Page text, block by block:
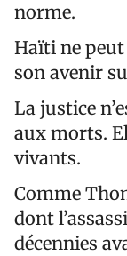
norme.
Haïti ne
son avenir
La justice
aux morts.
vivants.
Comme
dont
décennies